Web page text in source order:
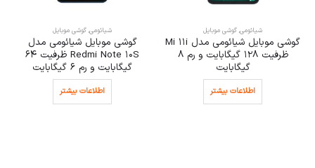
شیائومی, گوشی موبایل
گوشی موبایل شیائومی مدل Mi 11i
ظرفیت 128 گیگابایت و رم 8
گیگابایت
اطلاعات بیشتر
شیائومی, گوشی موبایل
گوشی موبایل شیائومی مدل
Redmi Note 10S ظرفیت 64
گیگابایت و رم 6 گیگابایت
اطلاعات بیشتر